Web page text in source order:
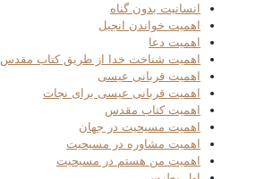
انسانیت بدون گناه
اهمیت خواندن انجیل
اهمیت دعا
اهمیت شناخت خدا از طریق کتاب مقدس
اهمیت قربانی عیسی
اهمیت قربانی عیسی برای نجات
اهمیت کتاب مقدس
اهمیت مسیحیت در جهان
اهمیت مشاوره در مسیحیت
اهمیت من هستم در مسیحیت